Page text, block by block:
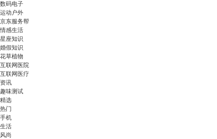
数码电子
运动户外
京东服务帮
情感生活
星座知识
婚假知识
花草植物
互联网医院
互联网医疗
资讯
趣味测试
精选
热门
手机
生活
风尚